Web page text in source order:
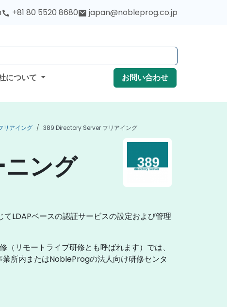
+81 80 5520 8680 japan@nobleprog.co.jp
について お問い合わせ
リアイング 389 Directory Server フリアイング
ング
LDAPベースの認証サービスの設定および管理
リモートライブ研修とも呼ばれます）では、
所内またはNobleProgの法人向け研修センタ